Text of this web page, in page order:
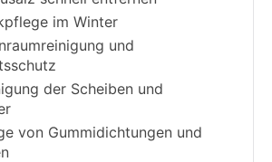
im Winter
und
der Scheiben und
von Gummidichtungen und